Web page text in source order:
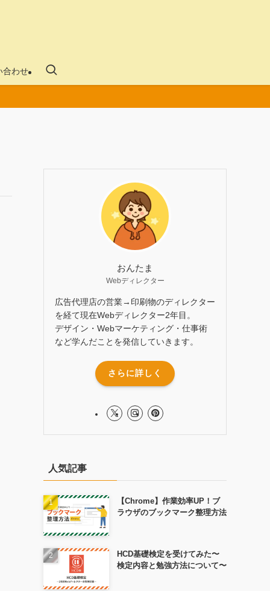
合わせ
おんたま
Webディレクター
広告代理店の営業→印刷物のディレクター
を経て現在Webディレクター2年目。
デザイン・Webマーケティング・仕事術
など学んだことを発信していきます。
さらに詳しく
人気記事
【Chrome】作業効率UP！ブ
ラウザのブックマーク整理方法
HCD基礎検定を受けてみた〜
検定内容と勉強方法について〜